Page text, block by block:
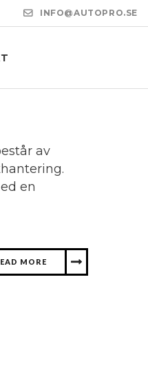
INFO@AUTOPRO.SE
av
en
MORE